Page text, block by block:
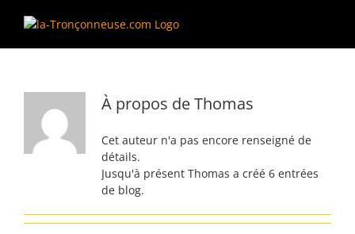
À propos deThomas
Cet auteur n'a pas encore renseigné de
détails.
Jusqu'à présent Thomas a créé 6 entrées
de blog.